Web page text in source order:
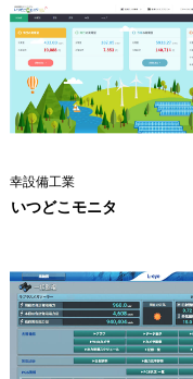
幸設備工業
いつどこモニタ